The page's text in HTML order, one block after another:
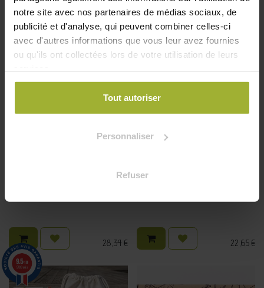
notre site avec nos partenaires de médias sociaux, de
publicité et d'analyse, qui peuvent combiner celles-ci
avec d'autres informations que vous leur avez fournies
ou qu'ils ont collectées lors de votre utilisation de leurs
Tout autoriser
Personnaliser
Refuser
inédites.
Kit jardinage - Mon potager
28,34 €
Kit jardinage - Mon petit
22,65 €
9.5/10
5789 avis